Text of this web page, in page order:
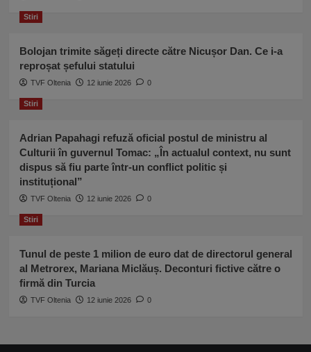
Stiri
Bolojan trimite săgeți directe către Nicușor Dan. Ce i-a
reproșat șefului statului
TVF Oltenia 12 iunie 2026 0
Stiri
Adrian Papahagi refuză oficial postul de ministru al
Culturii în guvernul Tomac: „În actualul context, nu sunt
dispus să fiu parte într-un conflict politic și
instituțional”
TVF Oltenia 12 iunie 2026 0
Stiri
Tunul de peste 1 milion de euro dat de directorul general
al Metrorex, Mariana Miclăuș. Deconturi fictive către o
firmă din Turcia
TVF Oltenia 12 iunie 2026 0